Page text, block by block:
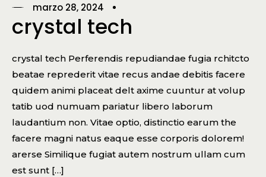
marzo 28, 2024
crystal tech
crystal tech Perferendis repudiandae fugia rchitcto
beatae reprederit vitae recus andae debitis facere
quidem animi placeat delt axime cuuntur at volup
tatib uod numuam pariatur libero laborum
laudantium non. Vitae optio, distinctio earum the
facere magni natus eaque esse corporis dolorem!
arerse Similique fugiat autem nostrum ullam cum
est sunt […]